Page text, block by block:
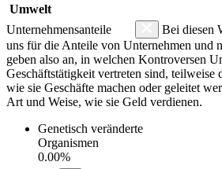
Umwelt
Unternehmensanteile
Bei diesen
uns für die Anteile von Unternehmen und
geben also an, in welchen Kontroversen
Geschäftstätigkeit vertreten sind, teilweise
wie sie Geschäfte machen oder geleitet
Art und Weise, wie sie Geld verdienen.
Genetisch veränderte
Organismen
0.00%